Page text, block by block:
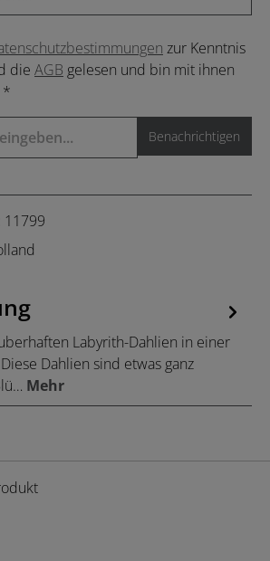
zur Kenntnis
die AGB gelesen und bin mit ihnen
*
Benachrichtigen
11799
Labyrith-Dahlien in einer
Dahlien sind etwas ganz
Mehr